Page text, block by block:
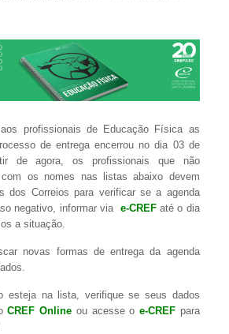
profissionais de Educação Física as
de entrega encerrou no dia 03 de
de agora, os profissionais que não
os nomes nas listas abaixo devem
dos Correios para verificar se a agenda
negativo, informar via e-CREFaté o dia
a situação.
novas formas de entrega da agenda
esteja na lista, verifique se seus dados
CREF Online ou acesse o e-CREF para